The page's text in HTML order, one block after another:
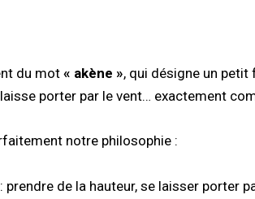
du mot « akène », qui désigne un
laisse porter par le vent… exactement
notre philosophie :
: prendre de la hauteur, se laisser porter